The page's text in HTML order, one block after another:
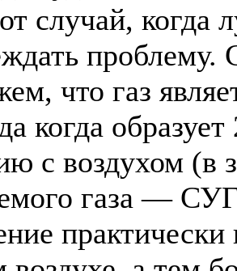
случай, когда
проблему.
что газ
когда
с воздухом (в
газа —